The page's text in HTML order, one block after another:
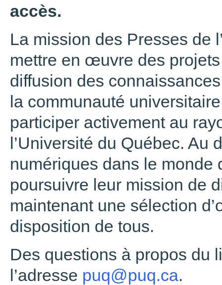
accès.
La mission des Presses de
mettre en œuvre des
diffusion des
la communauté
participer activement au
l’Université du Québec. Au
numériques dans le monde
poursuivre leur mission de
maintenant une sélection
disposition de tous.
Des questions à propos du
l’adresse puq@puq.ca.